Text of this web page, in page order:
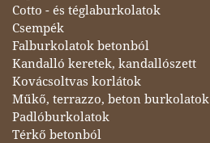
Cotto - és téglaburkolatok
Csempék
Falburkolatok betonból
Kandalló keretek, kandallószett
Kovácsoltvas korlátok
Műkő, terrazzo, beton burkolatok
Padlóburkolatok
Térkő betonból